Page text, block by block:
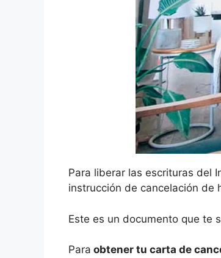
Para liberar las escrituras del
instrucción de cancelación de
Este es un documento que te
Para obtener tu carta de